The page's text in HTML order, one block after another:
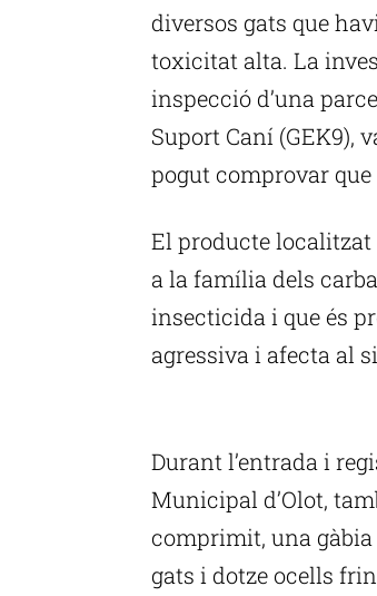
diversos gats que
toxicitat alta. La
inspecció d’una
Suport Caní (GEK9),
pogut comprovar
El producte
a la família dels
insecticida i que és
agressiva i afecta al
Durant l’entrada i
Municipal d’Olot,
comprimit, una
gats i dotze ocells